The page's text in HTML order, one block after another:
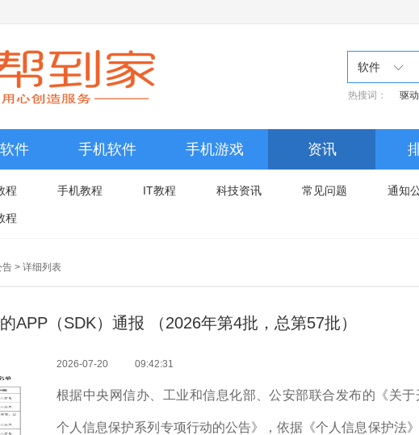
软件
热搜词： 驱动
件 手机软件 手机游戏 资讯
程 手机教程 IT教程 科技资讯 常见问题 通知
程
告 > 详细列表
APP（SDK）通报 （2026年第4批，总第57批）
2026-07-20 09:42:31
根据中央网信办、工业和信息化部、公安部联合发布的《关于
个人信息保护系列专项行动的公告》，依据《个人信息保护法